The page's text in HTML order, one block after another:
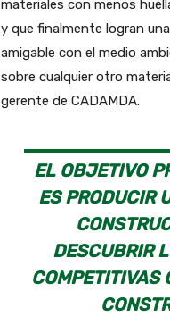
materiales con menos
y que finalmente logran
amigable con el medio
sobre cualquier otro
gerente de CADAMDA.
EL OBJETIVO
ES PRODUCIR
DESCUBRIR
COMPETITIVAS